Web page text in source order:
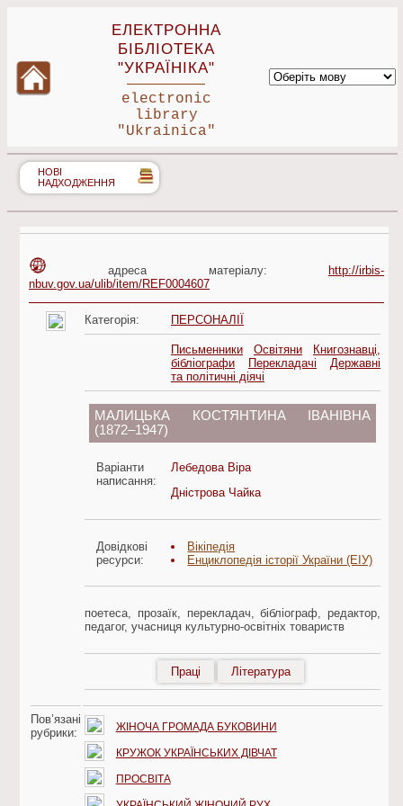
ЕЛЕКТРОННА
БІБЛІОТЕКА
"УКРАЇНІКА"
electronic
library
"Ukrainica"
НОВІ
НАДХОДЖЕННЯ
адреса матеріалу: http://irbis-
nbuv.gov.ua/ulib/item/REF0004607
Категорія: ПЕРСОНАЛІЇ
Письменники Освітяни
Книгознавці,
бібліографи
Перекладачі
Державні
та політичні діячі
МАЛИЦЬКА КОСТЯНТИНА ІВАНІВНА
(1872–1947)
Варіанти
написання:
Лебедова Віра
Дністрова Чайка
Довідкові
ресурси:
Вікіпедія
Енциклопедія історії України (ЕІУ)
поетеса, прозаїк, перекладач, бібліограф, редактор,
педагог, учасниця культурно-освітніх товариств
Праці Література
Пов’язані
рубрики:
ЖІНОЧА ГРОМАДА БУКОВИНИ
КРУЖОК УКРАЇНСЬКИХ ДІВЧАТ
ПРОСВІТА